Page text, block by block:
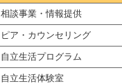
相談事業・情報提供
ピア・カウンセリング
自立生活プログラム
自立生活体験室